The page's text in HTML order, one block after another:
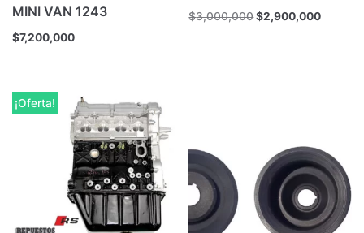
MINI VAN 1243
$7,200,000
$3,000,000$2,900,000
¡Oferta!